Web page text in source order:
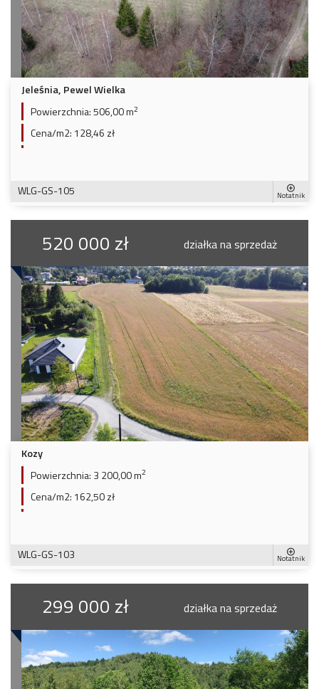
Jeleśnia, Pewel Wielka
Powierzchnia:506,00 m2
Cena/m2: 128,46 zł
WLG-GS-105 Notatnik
520 000 zł działka na sprzedaż
Kozy
Powierzchnia: 3 200,00 m2
Cena/m2: 162,50 zł
WLG-GS-103 Notatnik
299 000 zł działka na sprzedaż